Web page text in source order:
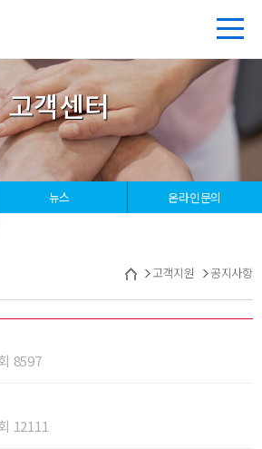
고객센터
뉴스 온라인문의
고객지원 공지사항
8597
12111